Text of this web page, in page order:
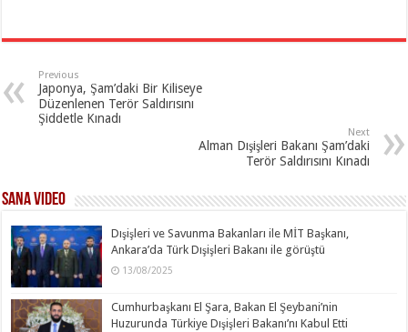
Previous
Japonya, Şam’daki Bir Kiliseye
Düzenlenen Terör Saldırısını
Şiddetle Kınadı
Next
Alman Dışişleri Bakanı Şam’daki
Terör Saldırısını Kınadı
SANA Video
Dışişleri ve Savunma Bakanları ile MİT Başkanı,
Ankara’da Türk Dışişleri Bakanı ile görüştü
13/08/2025
Cumhurbaşkanı El Şara, Bakan El Şeybani’nin
Huzurunda Türkiye Dışişleri Bakanı’nı Kabul Etti